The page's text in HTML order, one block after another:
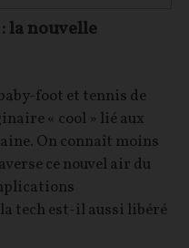
la nouvelle
foot et tennis de
« cool » lié aux
On connaît moins
ce nouvel air du
tech est-il aussi libéré